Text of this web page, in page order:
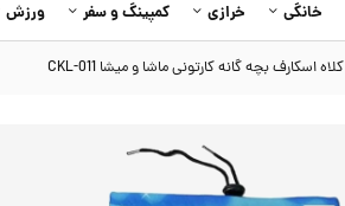
خانگی خرازی کمپینگ و سفر ورزش
کلاه اسکارف بچه گانه کارتونی ماشا و میشا CKL-011